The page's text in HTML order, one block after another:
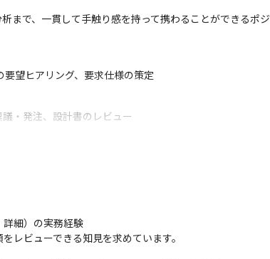
まで、一貫して手触り感を持って携わることができるポジ
望ヒアリング、要求仕様の策定
・発注、設計書のレビュー
、トラブル対応
に集中できます！
詳細）の実務経験
レビューできる知見を求めています。